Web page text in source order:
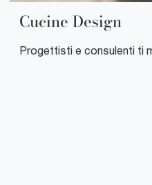
Cucine Design